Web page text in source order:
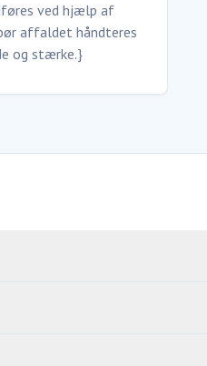
ved hjælp af
affaldet håndteres
og stærke.}